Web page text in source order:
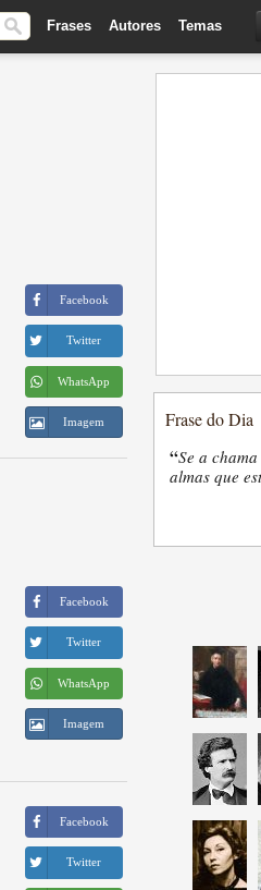
Frases Autores Temas
Facebook
Twitter
WhatsApp
Imagem
Facebook
Twitter
WhatsApp
Imagem
Facebook
Twitter
Frase do Dia
“Se a
almas que